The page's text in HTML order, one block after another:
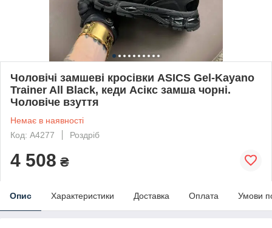
Чоловічі замшеві кросівки ASICS Gel-Kayano
Trainer All Black, кеди Асікс замша чорні.
Чоловіче взуття
Немає в наявності
Код: A4277
Роздріб
4 508 ₴
Опис Характеристики Доставка Оплата Умови